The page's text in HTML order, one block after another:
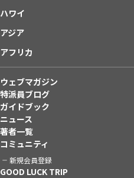
ハワイ
アジア
アフリカ
ウェブマガジン
特派員ブログ
ガイドブック
ニュース
著者一覧
コミュニティ
新規会員登録
GOOD LUCK TRIP